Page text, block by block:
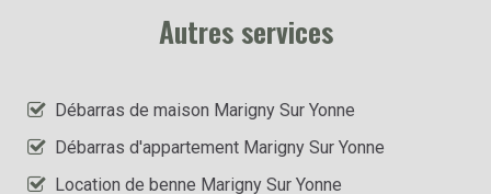
Autres services
Débarras de maison Marigny Sur Yonne
Débarras d'appartement Marigny Sur Yonne
Location de benne Marigny Sur Yonne